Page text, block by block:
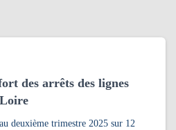
des arrêts des lignes
deuxième trimestre 2025 sur 12